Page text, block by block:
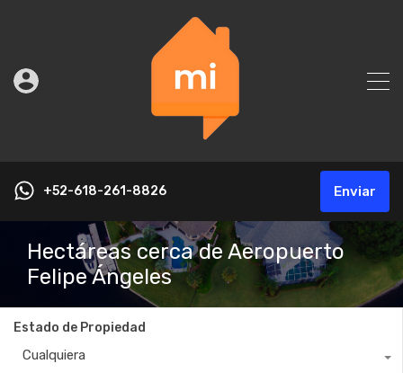
+52-618-261-8826 Enviar
Hectáreas cerca de Aeropuerto
Felipe Ángeles
Estado de Propiedad
Cualquiera